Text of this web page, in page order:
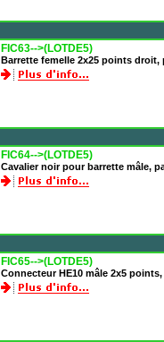
FIC63-->(LOTDE5)
Barrette femelle 2x25 points droit,
FIC64-->(LOTDE5)
Cavalier noir pour barrette mâle,
FIC65-->(LOTDE5)
Connecteur HE10 mâle 2x5